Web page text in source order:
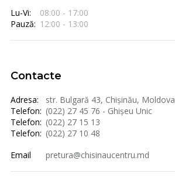
Lu-Vi:
08:00 - 17:00
Pauză: 12:00 - 13:00
Contacte
Adresa:
str. Bulgară 43, Chișinău, Moldova
Telefon: (022) 27 45 76 - Ghișeu Unic
Telefon: (022) 27 15 13
Telefon: (022) 27 10 48
Email
pretura@chisinaucentru.md